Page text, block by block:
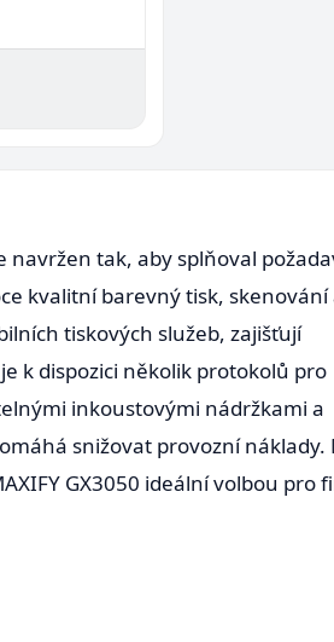
navržen tak, aby splňoval
kvalitní barevný tisk, skenování
tiskových služeb, zajišťují
k dispozici několik protokolů pro
inkoustovými nádržkami a
snižovat provozní náklady.
GX3050 ideální volbou pro